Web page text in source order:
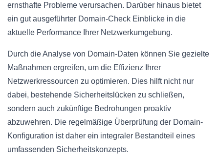
ernsthafte Probleme verursachen. Darüber hinaus bietet
ein gut ausgeführter Domain-Check Einblicke in die
aktuelle Performance Ihrer Netzwerkumgebung.
Durch die Analyse von Domain-Daten können Sie gezielte
Maßnahmen ergreifen, um die Effizienz Ihrer
Netzwerkressourcen zu optimieren. Dies hilft nicht nur
dabei, bestehende Sicherheitslücken zu schließen,
sondern auch zukünftige Bedrohungen proaktiv
abzuwehren. Die regelmäßige Überprüfung der Domain-
Konfiguration ist daher ein integraler Bestandteil eines
umfassenden Sicherheitskonzepts.